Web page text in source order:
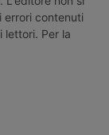
errori contenuti
lettori. Per la